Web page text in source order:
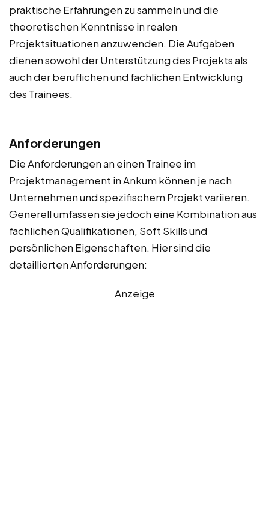
praktische Erfahrungen zu sammeln und die
theoretischen Kenntnisse in realen
Projektsituationen anzuwenden. Die Aufgaben
dienen sowohl der Unterstützung des Projekts als
auch der beruflichen und fachlichen Entwicklung
des Trainees.
Anforderungen
Die Anforderungen an einen Trainee im
Projektmanagement in Ankum können je nach
Unternehmen und spezifischem Projekt variieren.
Generell umfassen sie jedoch eine Kombination aus
fachlichen Qualifikationen, Soft Skills und
persönlichen Eigenschaften. Hier sind die
detaillierten Anforderungen:
Anzeige